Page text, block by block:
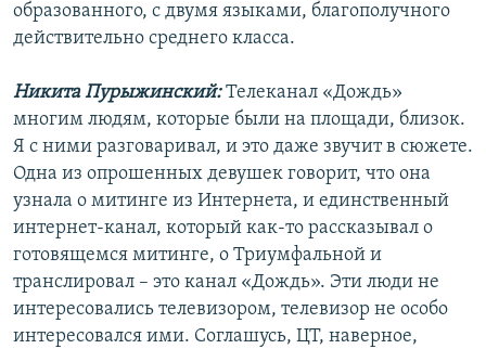
образованного, с двумя языками, благополучного
действительно среднего класса.
Никита Пурыжинский:Телеканал «Дождь»
многим людям, которые были на площади, близок.
Я с ними разговаривал, и это даже звучит в сюжете.
Одна из опрошенных девушек говорит, что она
узнала о митинге из Интернета, и единственный
интернет-канал, который как-то рассказывал о
готовящемся митинге, о Триумфальной и
транслировал – это канал «Дождь». Эти люди не
интересовались телевизором, телевизор не особо
интересовался ими. Соглашусь, ЦТ, наверное,